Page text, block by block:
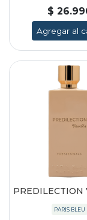
$
Agregar al
PREDILECTION
PARIS BLEU